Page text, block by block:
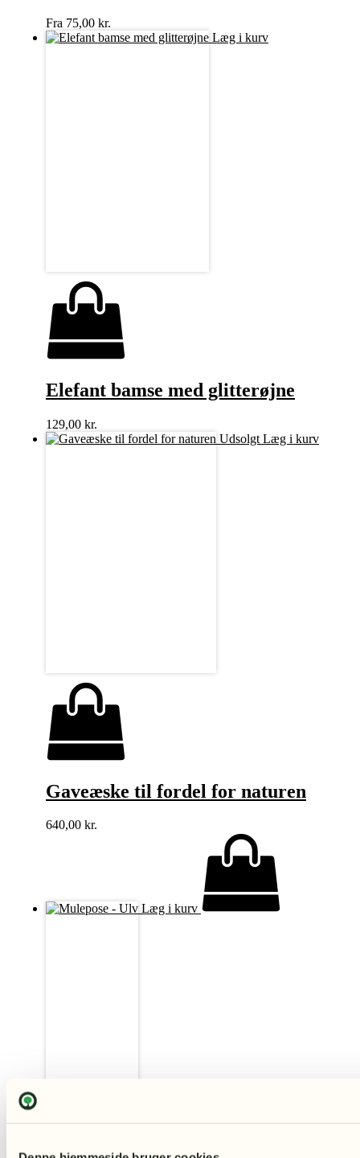
Fra 75,00 kr.
Læg i kurv
Elefant bamse med glitterøjne
129,00 kr.
Udsolgt Læg i kurv
Gaveæske til fordel for naturen
640,00 kr.
Læg i kurv